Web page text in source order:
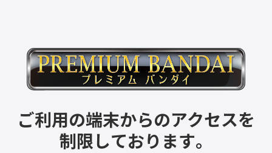
ご利用の端末からのアクセスを
制限しております。